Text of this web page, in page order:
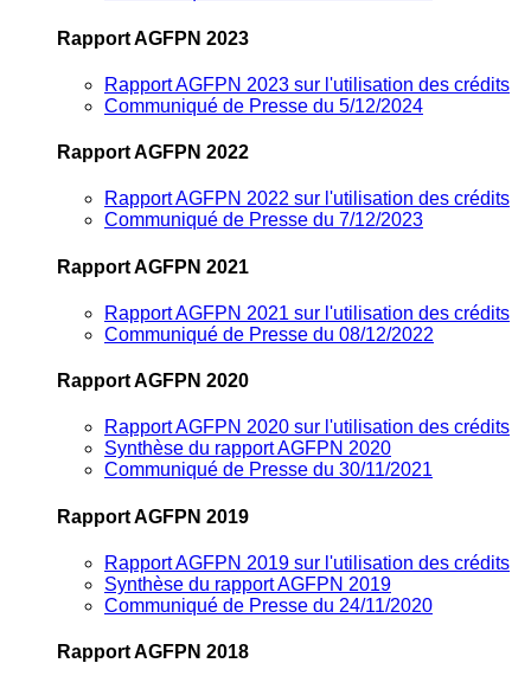
Rapport AGFPN 2023
Rapport AGFPN 2023 sur l'utilisation des crédits
Communiqué de Presse du 5/12/2024
Rapport AGFPN 2022
Rapport AGFPN 2022 sur l'utilisation des crédits
Communiqué de Presse du 7/12/2023
Rapport AGFPN 2021
Rapport AGFPN 2021 sur l'utilisation des crédits
Communiqué de Presse du 08/12/2022
Rapport AGFPN 2020
Rapport AGFPN 2020 sur l'utilisation des crédits
Synthèse du rapport AGFPN 2020
Communiqué de Presse du 30/11/2021
Rapport AGFPN 2019
Rapport AGFPN 2019 sur l'utilisation des crédits
Synthèse du rapport AGFPN 2019
Communiqué de Presse du 24/11/2020
Rapport AGFPN 2018